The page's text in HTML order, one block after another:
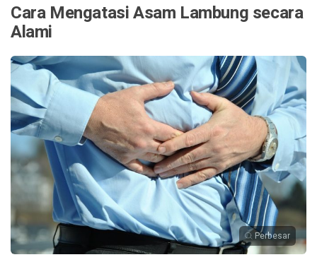
Cara Mengatasi Asam Lambung secara
Alami
Perbesar